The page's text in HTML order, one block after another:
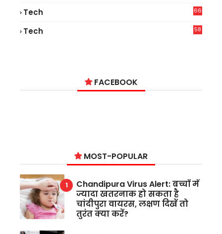
Tech
66
Tech
58
FACEBOOK
MOST-POPULAR
Chandipura Virus Alert: बच्चों में
ज्यादा खतरनाक हो सकता है
चांदीपुरा वायरस, लक्षण दिखें तो
तुरंत क्या करें?